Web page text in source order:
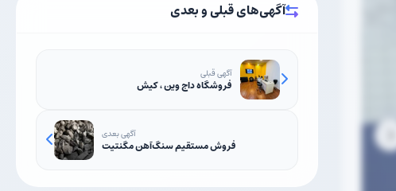
آگهی‌های قبلی و بعدی
آگهی قبلی
فروشگاه داج وین ، کیش
آگهی بعدی
فروش مستقیم سنگ‌آهن مگنتیت